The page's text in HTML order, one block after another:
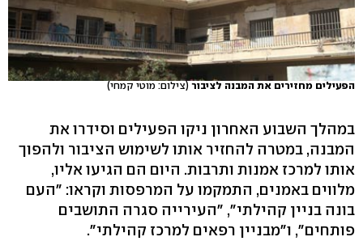
הפעילים מחזירים את המבנה לציבור (צילום: מוטי קמחי)
במהלך השבוע האחרון ניקו הפעילים וסידרו את
המבנה, במטרה להחזיר אותו לשימוש הציבור ולהפוך
אותו למרכז אמנות ותרבות. היום הם הגיעו אליו,
מלווים באמנים, התמקמו על המרפסות וקראו: "העם
בונה בניין קהילתי", "העירייה סגרה התושבים
פותחים", ו"מבניין רפאים למרכז קהילתי".